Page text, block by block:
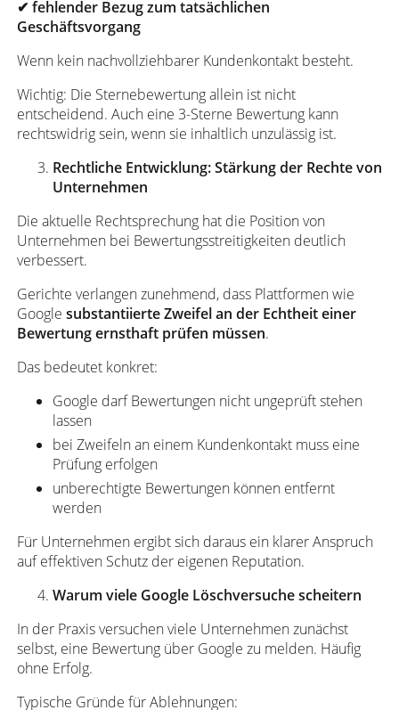
✔ fehlender Bezug zum tatsächlichen
Geschäftsvorgang
Wenn kein nachvollziehbarer Kundenkontakt besteht.
Wichtig: Die Sternebewertung allein ist nicht
entscheidend. Auch eine 3-Sterne Bewertung kann
rechtswidrig sein, wenn sie inhaltlich unzulässig ist.
Rechtliche Entwicklung: Stärkung der Rechte von
Unternehmen
Die aktuelle Rechtsprechung hat die Position von
Unternehmen bei Bewertungsstreitigkeiten deutlich
verbessert.
Gerichte verlangen zunehmend, dass Plattformen wie
Google substantiierte Zweifel an der Echtheit einer
Bewertung ernsthaft prüfen müssen.
Das bedeutet konkret:
Google darf Bewertungen nicht ungeprüft stehen
lassen
bei Zweifeln an einem Kundenkontakt muss eine
Prüfung erfolgen
unberechtigte Bewertungen können entfernt
werden
Für Unternehmen ergibt sich daraus ein klarer Anspruch
auf effektiven Schutz der eigenen Reputation.
Warum viele Google Löschversuche scheitern
In der Praxis versuchen viele Unternehmen zunächst
selbst, eine Bewertung über Google zu melden. Häufig
ohne Erfolg.
Typische Gründe für Ablehnungen: